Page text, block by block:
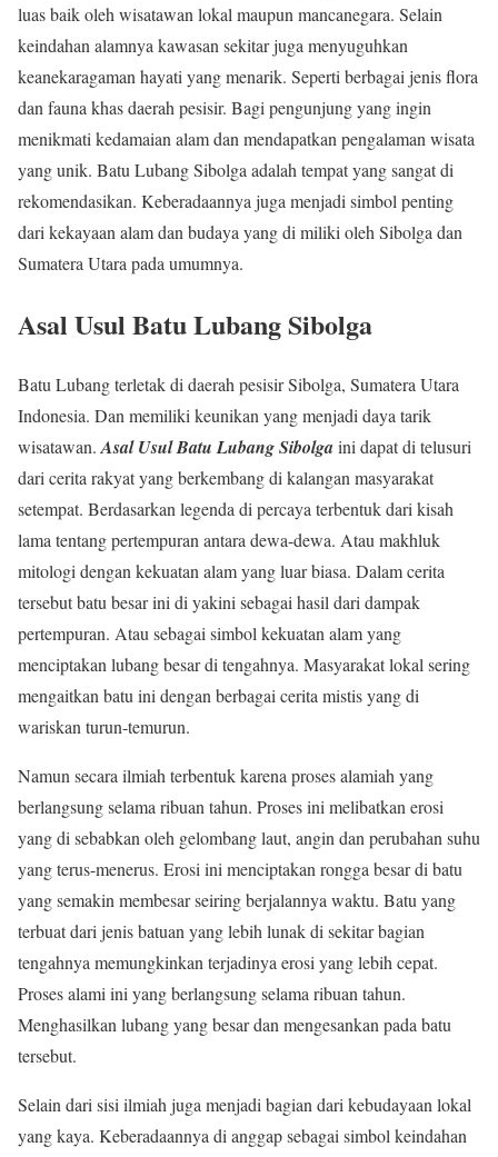
luas baik oleh wisatawan lokal maupun mancanegara. Selain
keindahan alamnya kawasan sekitar juga menyuguhkan
keanekaragaman hayati yang menarik. Seperti berbagai jenis flora
dan fauna khas daerah pesisir. Bagi pengunjung yang ingin
menikmati kedamaian alam dan mendapatkan pengalaman wisata
yang unik. Batu Lubang Sibolga adalah tempat yang sangat di
rekomendasikan. Keberadaannya juga menjadi simbol penting
dari kekayaan alam dan budaya yang di miliki oleh Sibolga dan
Sumatera Utara pada umumnya.
Asal Usul Batu Lubang Sibolga
Batu Lubang terletak di daerah pesisir Sibolga, Sumatera Utara
Indonesia. Dan memiliki keunikan yang menjadi daya tarik
wisatawan.Asal Usul Batu Lubang Sibolgaini dapat di telusuri
dari cerita rakyat yang berkembang di kalangan masyarakat
setempat. Berdasarkan legenda di percaya terbentuk dari kisah
lama tentang pertempuran antara dewa-dewa. Atau makhluk
mitologi dengan kekuatan alam yang luar biasa. Dalam cerita
tersebut batu besar ini di yakini sebagai hasil dari dampak
pertempuran. Atau sebagai simbol kekuatan alam yang
menciptakan lubang besar di tengahnya. Masyarakat lokal sering
mengaitkan batu ini dengan berbagai cerita mistis yang di
wariskan turun-temurun.
Namun secara ilmiah terbentuk karena proses alamiah yang
berlangsung selama ribuan tahun. Proses ini melibatkan erosi
yang di sebabkan oleh gelombang laut, angin dan perubahan suhu
yang terus-menerus. Erosi ini menciptakan rongga besar di batu
yang semakin membesar seiring berjalannya waktu. Batu yang
terbuat dari jenis batuan yang lebih lunak di sekitar bagian
tengahnya memungkinkan terjadinya erosi yang lebih cepat.
Proses alami ini yang berlangsung selama ribuan tahun.
Menghasilkan lubang yang besar dan mengesankan pada batu
tersebut.
Selain dari sisi ilmiah juga menjadi bagian dari kebudayaan lokal
yang kaya. Keberadaannya di anggap sebagai simbol keindahan